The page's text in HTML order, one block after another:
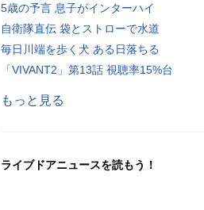
5歳の予言 息子がインターハイ
自衛隊直伝 袋とストローで水道
毎日川端を歩く犬 ある日落ちる
「VIVANT2」第13話 視聴率15%台
もっと見る
ライブドアニュースを読もう！